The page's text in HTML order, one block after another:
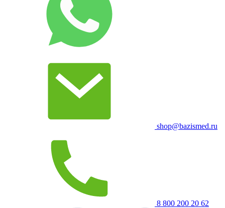
shop@bazismed.ru
8 800 200 20 62